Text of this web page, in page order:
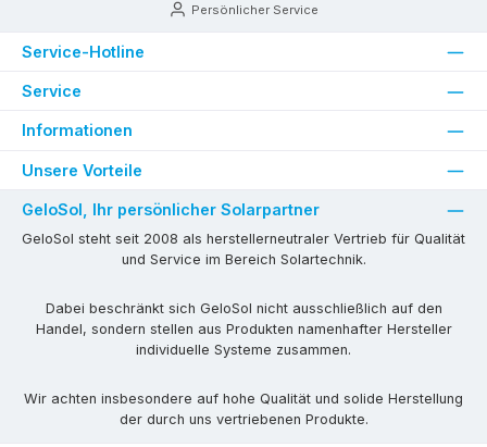
Persönlicher Service
Service-Hotline
Service
Informationen
Unsere Vorteile
GeloSol, Ihr persönlicher Solarpartner
GeloSol steht seit 2008 als herstellerneutraler Vertrieb für Qualität
und Service im Bereich Solartechnik.
Dabei beschränkt sich GeloSol nicht ausschließlich auf den
Handel, sondern stellen aus Produkten namenhafter Hersteller
individuelle Systeme zusammen.
Wir achten insbesondere auf hohe Qualität und solide Herstellung
der durch uns vertriebenen Produkte.